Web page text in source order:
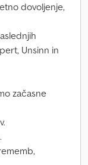
dovoljenje,
Unsinn in
začasne